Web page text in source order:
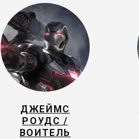
ДЖЕЙМС
РОУДС /
ВОИТЕЛЬ